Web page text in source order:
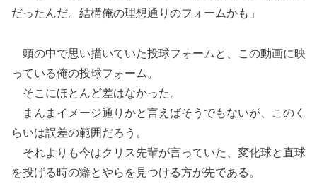
だったんだ。結構俺の理想通りのフォームかも」
頭の中で思い描いていた投球フォームと、この動画に映
っている俺の投球フォーム。
そこにほとんど差はなかった。
まんまイメージ通りかと言えばそうでもないが、このく
らいは誤差の範囲だろう。
それよりも今はクリス先輩が言っていた、変化球と直球
を投げる時の癖とやらを見つける方が先である。